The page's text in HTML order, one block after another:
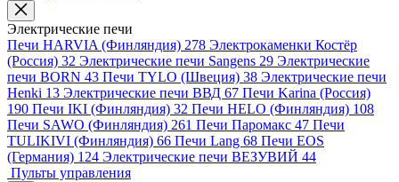
Электрические печи
Печи HARVIA (Финляндия) 278 Электрокаменки Костёр
(Россия) 32 Электрические печи Sangens 29 Электрические
печи BORN 43 Печи TYLO (Швеция) 38 Электрические печи
Henki 13 Электрические печи ВВД 67 Печи Karina (Россия)
190 Печи IKI (Финляндия) 32 Печи HELO (Финляндия) 108
Печи SAWO (Финляндия) 261 Печи Паромакс 47 Печи
TULIKIVI (Финляндия) 66 Печи Lang 68 Печи EOS
(Германия) 124 Электрические печи ВЕЗУВИЙ 44
Пульты управления